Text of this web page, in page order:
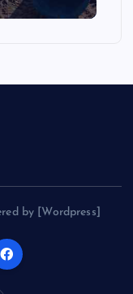
by [Wordpress]